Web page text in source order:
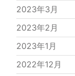
2023年3月
2023年2月
2023年1月
2022年12月